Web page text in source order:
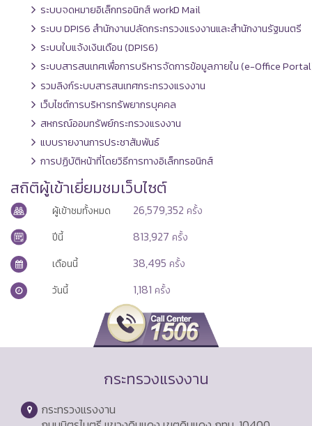
ระบบจดหมายอิเล็กทรอนิกส์ workD Mail
ระบบ DPIS6 สำนักงานปลัดกระทรวงแรงงานและสำนักงานรัฐมนตรี
ระบบใบแจ้งเงินเดือน (DPIS6)
ระบบสารสนเทศเพื่อการบริหารจัดการข้อมูลภายใน (e-Office
รวมลิงก์ระบบสารสนเทศกระทรวงแรงงาน
เว็บไซต์การบริหารทรัพยากรบุคคล
สหกรณ์ออมทรัพย์กระทรวงแรงงาน
แบบรายงานการประชาสัมพันธ์
การปฏิบัติหน้าที่โดยวิธีการทางอิเล็กทรอนิกส์
สถิติผู้เข้าเยี่ยมชมเว็บไซต์
ผู้เข้าชมทั้งหมด 26,579,352 ครั้ง
ปีนี้
813,927 ครั้ง
เดือนนี้
38,495 ครั้ง
วันนี้
1,181 ครั้ง
กระทรวงแรงงาน
กระทรวงแรงงาน